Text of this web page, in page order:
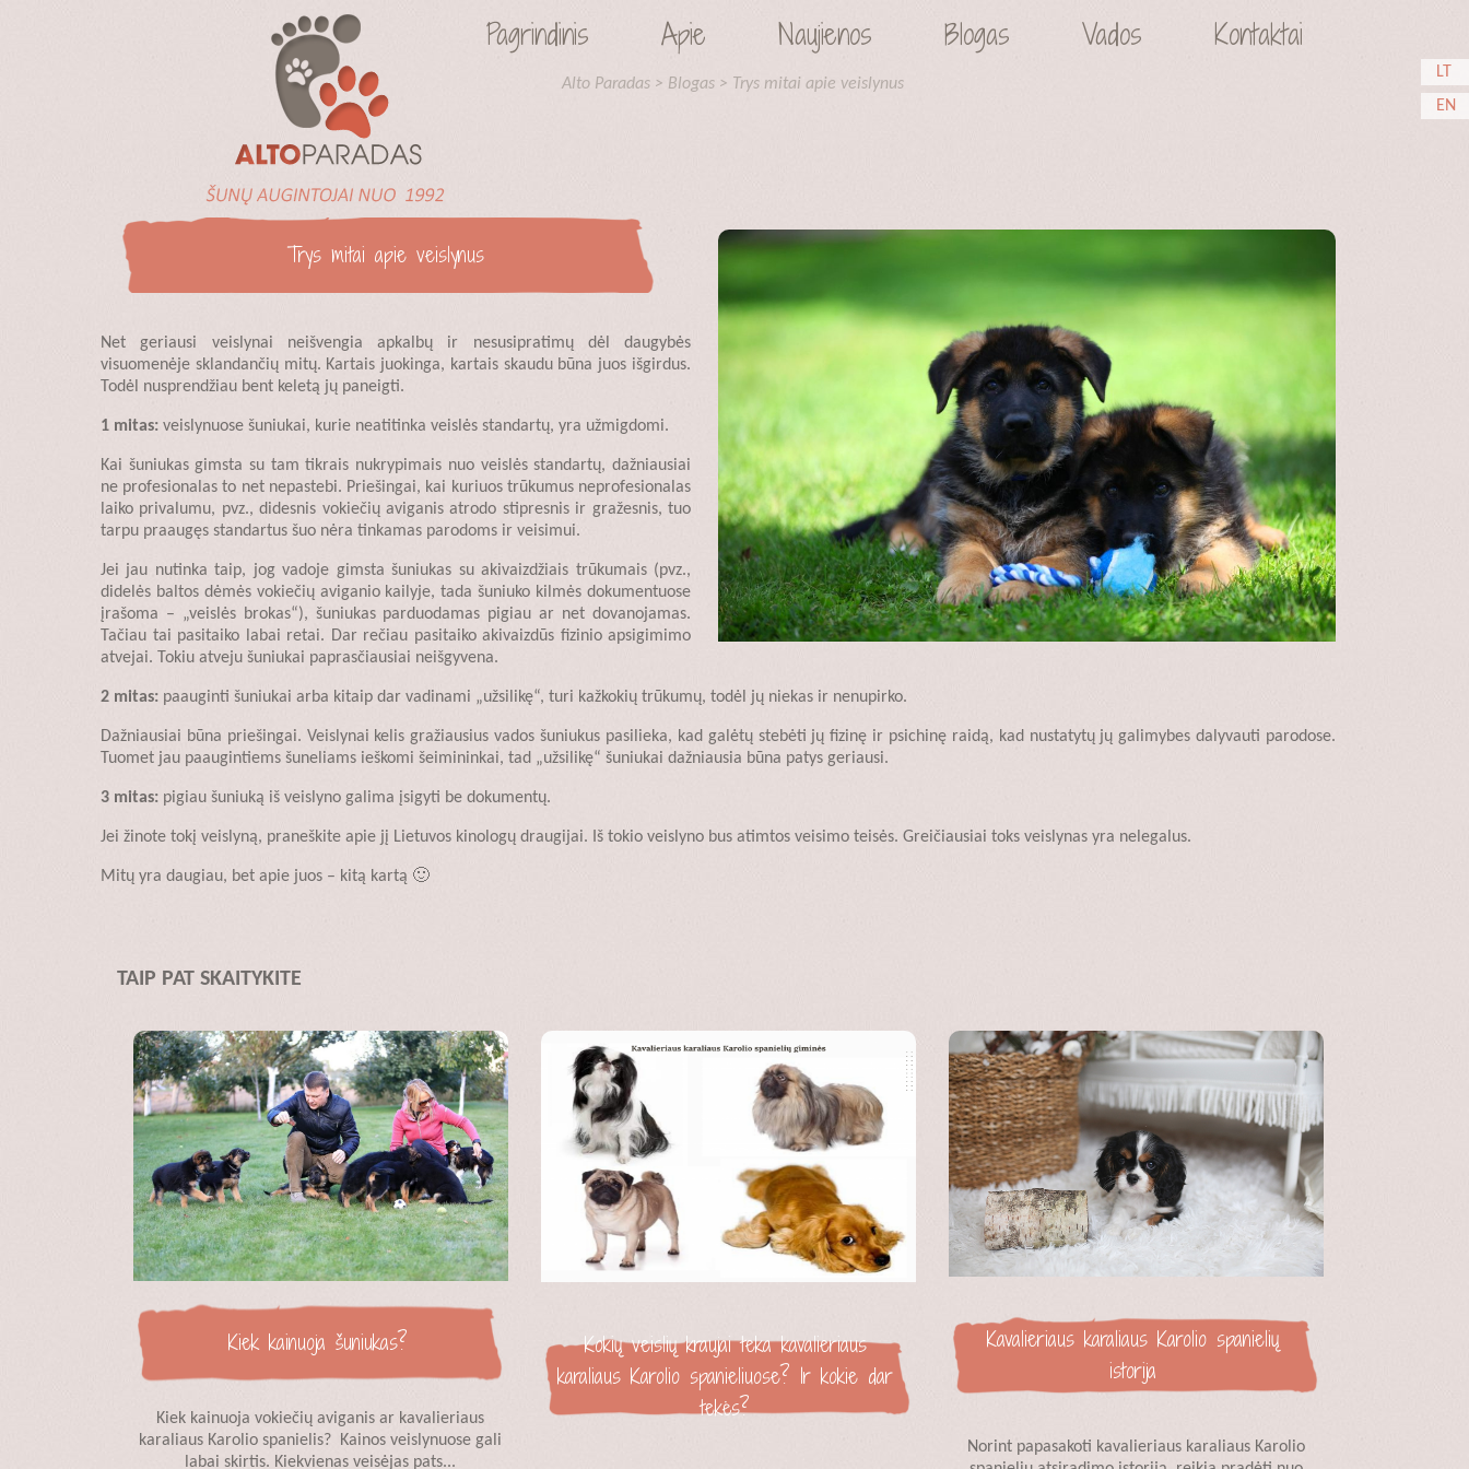
Pagrindinis Apie Naujienos Blogas Vados Kontaktai
Alto Paradas> Blogas> Trys mitai apie veislynus
LT
EN
Trys mitai apie veislynus
Net geriausi veislynai neišvengia apkalbų ir nesusipratimų dėl daugybės
visuomenėje sklandančių mitų. Kartais juokinga, kartais skaudu būna juos išgirdus.
Todėl nusprendžiau bent keletą jų paneigti.
1 mitas: veislynuose šuniukai, kurie neatitinka veislės standartų, yra užmigdomi.
Kai šuniukas gimsta su tam tikrais nukrypimais nuo veislės standartų, dažniausiai
ne profesionalas to net nepastebi. Priešingai, kai kuriuos trūkumus neprofesionalas
laiko privalumu, pvz., didesnis vokiečių aviganis atrodo stipresnis ir gražesnis, tuo
tarpu praaugęs standartus šuo nėra tinkamas parodoms ir veisimui.
Jei jau nutinka taip, jog vadoje gimsta šuniukas su akivaizdžiais trūkumais (pvz.,
didelės baltos dėmės vokiečių aviganio kailyje, tada šuniuko kilmės dokumentuose
įrašoma – „veislės brokas“), šuniukas parduodamas pigiau ar net dovanojamas.
Tačiau tai pasitaiko labai retai. Dar rečiau pasitaiko akivaizdūs fizinio apsigimimo
atvejai. Tokiu atveju šuniukai paprasčiausiai neišgyvena.
2 mitas: paauginti šuniukai arba kitaip dar vadinami „užsilikę“, turi kažkokių trūkumų, todėl jų niekas ir nenupirko.
Dažniausiai būna priešingai. Veislynai kelis gražiausius vados šuniukus pasilieka, kad galėtų stebėti jų fizinę ir psichinę raidą, kad nustatytų jų galimybes dalyvauti parodose.
Tuomet jau paaugintiems šuneliams ieškomi šeimininkai, tad „užsilikę“ šuniukai dažniausia būna patys geriausi.
3 mitas: pigiau šuniuką iš veislyno galima įsigyti be dokumentų.
Jei žinote tokį veislyną, praneškite apie jį Lietuvos kinologų draugijai. Iš tokio veislyno bus atimtos veisimo teisės. Greičiausiai toks veislynas yra nelegalus.
Mitų yra daugiau, bet apie juos – kitą kartą 🙂
TAIP PAT SKAITYKITE
Kiek kainuoja šuniukas?
Kiek kainuoja vokiečių aviganis ar kavalieriaus
karaliaus Karolio spanielis? Kainos veislynuose gali
labai skirtis. Kiekvienas veisėjas pats...
Kokių veislių kraujai teka kavalieriaus
karaliaus Karolio spanieliuose? Ir kokie dar
tekės?
Kavalieriaus karaliaus Karolio spanielių
istorija
Norint papasakoti kavalieriaus karaliaus Karolio